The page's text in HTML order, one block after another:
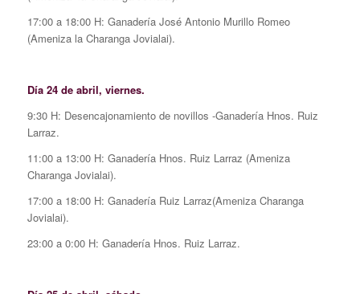
17:00 a 18:00 H: Ganadería José Antonio Murillo Romeo
(Ameniza la Charanga Jovialai).
Día 24 de abril, viernes.
9:30 H: Desencajonamiento de novillos -Ganadería Hnos. Ruiz
Larraz.
11:00 a 13:00 H: Ganadería Hnos. Ruiz Larraz (Ameniza
Charanga Jovialai).
17:00 a 18:00 H: Ganadería Ruiz Larraz(Ameniza Charanga
Jovialai).
23:00 a 0:00 H: Ganadería Hnos. Ruiz Larraz.